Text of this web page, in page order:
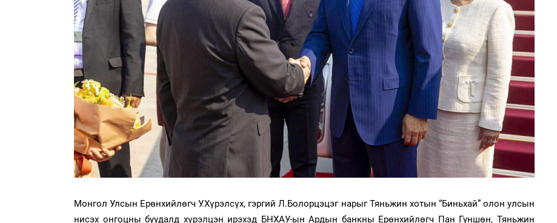
Монгол Улсын Ерөнхийлөгч У.Хүрэлсүх, гэргий Л.Болорцэцэг нарыг Тяньжин хотын “Биньхай” олон улсын
нисэх онгоцны буудалд хүрэлцэн ирэхэд БНХАУ-ын Ардын банкны Ерөнхийлөгч Пан Гуншөн, Тяньжин